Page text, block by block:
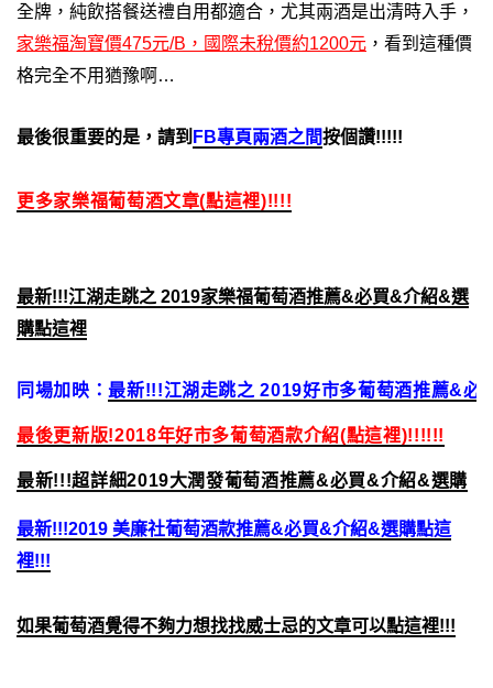
全牌，純飲搭餐送禮自用都適合，尤其兩酒是出清時入手，
家樂福淘寶價475元/B，國際未稅價約1200元 ，看到這種價
格完全不用猶豫啊…
最後很重要的是，請到 FB專頁兩酒之間按個讚!!!!!
更多家樂福葡萄酒文章(點這裡)!!!!
最新!!!江湖走跳之 2019家樂福葡萄酒推薦&必買&介紹&選
購點這裡
同場加映： 最新!!!江湖走跳之 2019好市多葡萄酒推薦&必
最後更新版!2018年好市多葡萄酒款介紹(點這裡)!!!!!!
最新!!!超詳細2019大潤發葡萄酒推薦&必買&介紹&選購
最新!!!2019 美廉社葡萄酒款推薦&必買&介紹&選購點這
裡!!!
如果葡萄酒覺得不夠力想找找威士忌的文章可以點這裡!!!